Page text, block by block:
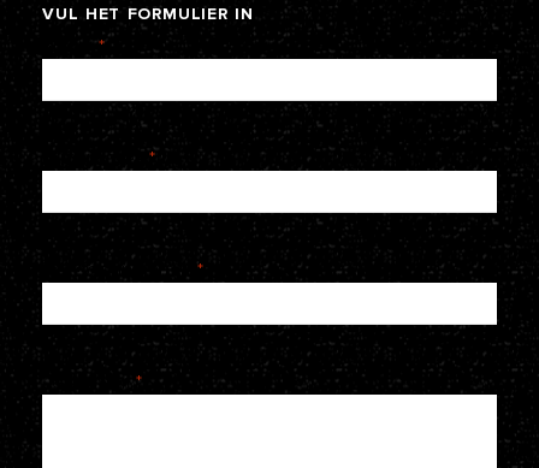
VUL HET FORMULIER IN
*
E-mailadres *
Telefoonnummer *
Je bericht *